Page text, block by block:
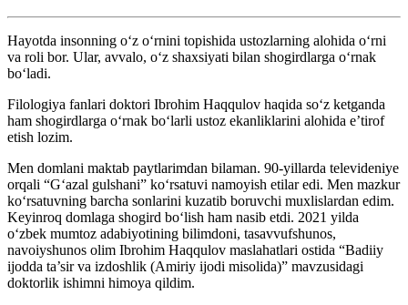
Hayotda insonning o‘z o‘rnini topishida ustozlarning alohida o‘rni
va roli bor. Ular, avvalo, o‘z shaxsiyati bilan shogirdlarga o‘rnak
bo‘ladi.
Filologiya fanlari doktori Ibrohim Haqqulov haqida so‘z ketganda
ham shogirdlarga o‘rnak bo‘larli ustoz ekanliklarini alohida e’tirof
etish lozim.
Men domlani maktab paytlarimdan bilaman. 90-yillarda televideniye
orqali “G‘azal gulshani” ko‘rsatuvi namoyish etilar edi. Men mazkur
ko‘rsatuvning barcha sonlarini kuzatib boruvchi muxlislardan edim.
Keyinroq domlaga shogird bo‘lish ham nasib etdi. 2021 yilda
o‘zbek mumtoz adabiyotining bilimdoni, tasavvufshunos,
navoiyshunos olim Ibrohim Haqqulov maslahatlari ostida “Badiiy
ijodda ta’sir va izdoshlik (Amiriy ijodi misolida)” mavzusidagi
doktorlik ishimni himoya qildim.